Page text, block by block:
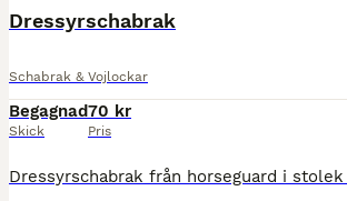
Dressyrschabrak
Schabrak & Vojlockar
Begagnad
Skick
70 kr
Pris